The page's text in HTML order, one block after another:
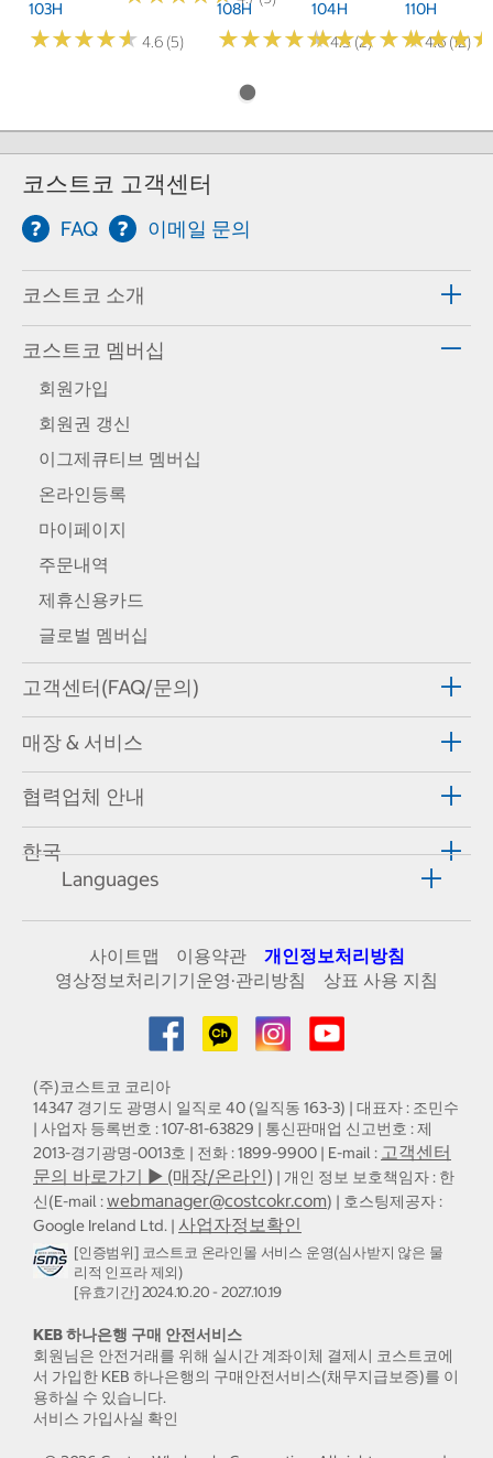
103H
★★★★★
★★★★★ 4.6 (5)
108H
★★★★★
★★★★★4.5 (2)
104H
★★★★★
★★★★★4.6 (12)
110H
★★★
★★★
코스트코 고객센터
FAQ 이메일 문의
코스트코 소개
코스트코 멤버십
회원가입
회원권 갱신
이그제큐티브 멤버십
온라인등록
마이페이지
주문내역
제휴신용카드
글로벌 멤버십
고객센터(FAQ/문의)
매장 & 서비스
협력업체 안내
한국
Languages
사이트맵 이용약관
개인정보처리방침
영상정보처리기기운영·관리방침
상표 사용 지침
(주)코스트코 코리아
14347 경기도 광명시 일직로 40 (일직동 163-3) | 대표자 : 조민수
| 사업자 등록번호 : 107-81-63829 | 통신판매업 신고번호 : 제
2013-경기광명-0013호 | 전화 : 1899-9900 | E-mail : 고객센터
문의 바로가기 ▶ (매장/온라인) | 개인 정보 보호책임자 : 한
신(E-mail :webmanager@costcokr.com) | 호스팅제공자 :
Google Ireland Ltd. | 사업자정보확인
[인증범위] 코스트코 온라인몰 서비스 운영(심사받지 않은 물
리적 인프라 제외)
[유효기간] 2024.10.20 - 2027.10.19
KEB 하나은행 구매 안전서비스
회원님은 안전거래를 위해 실시간 계좌이체 결제시 코스트코에
서 가입한 KEB 하나은행의 구매안전서비스(채무지급보증)를 이
용하실 수 있습니다.
서비스 가입사실 확인